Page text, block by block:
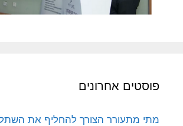
פוסטים אחרונים
מתי מתעורר הצורך להחליף את